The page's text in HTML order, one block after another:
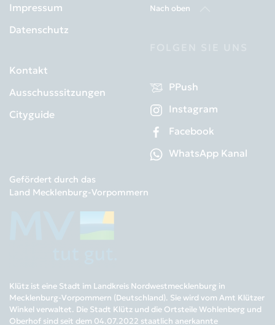
Impressum
Datenschutz
Kontakt
Ausschusssitzungen
Cityguide
Nach oben
PPush
Instagram
Facebook
WhatsApp Kanal
Gefördert durch das
Land Mecklenburg-Vorpommern
Klütz ist eine Stadt im Landkreis Nordwestmecklenburg in
Mecklenburg-Vorpommern (Deutschland). Sie wird vom Amt Klützer
Winkel verwaltet. Die Stadt Klütz und die Ortsteile Wohlenberg und
Oberhof sind seit dem 04.07.2022 staatlich anerkannte